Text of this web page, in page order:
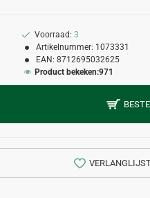
Voorraad: 3
Artikelnummer: 1073331
EAN: 8712695032625
Product bekeken:971